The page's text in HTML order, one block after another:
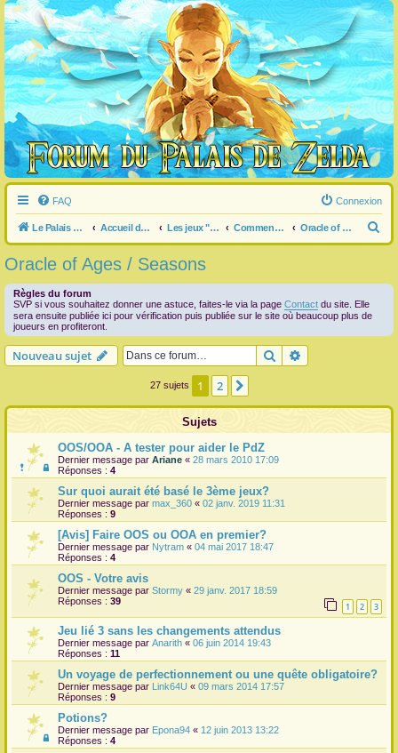
FAQ Connexion
Le Palais de Zelda Accueil du forum Les jeux "Legend of Zelda" Commentaire / question générale / info sur un jeu Oracle of Ages / Seasons
e
Oracle of Ages / Seasons
Règles du forum
SVP si vous souhaitez donner une astuce, faites-le via la page Contact du site. Elle
sera ensuite publiée ici pour vérification puis publiée sur le site où beaucoup plus de
joueurs en profiteront.
Nouveau sujet Rechercher
27 sujets 1 2
Sujets
OOS/OOA - A tester pour aider le PdZ
Dernier message par Ariane « 28 mars 2010 17:09
Réponses : 4
Sur quoi aurait été basé le 3ème jeux?
Dernier message par max_360 « 02 janv. 2019 11:31
Réponses : 9
[Avis] Faire OOS ou OOA en premier?
Dernier message par Nytram « 04 mai 2017 18:47
Réponses : 4
OOS - Votre avis
Dernier message par Stormy « 29 janv. 2017 18:59
Réponses : 39 1 2 3
Jeu lié 3 sans les changements attendus
Dernier message par Anarith « 06 juin 2014 19:43
Réponses : 11
Un voyage de perfectionnement ou une quête obligatoire?
Dernier message par Link64U « 09 mars 2014 17:57
Réponses : 9
Potions?
Dernier message par Epona94 « 12 juin 2013 13:22
Réponses : 4